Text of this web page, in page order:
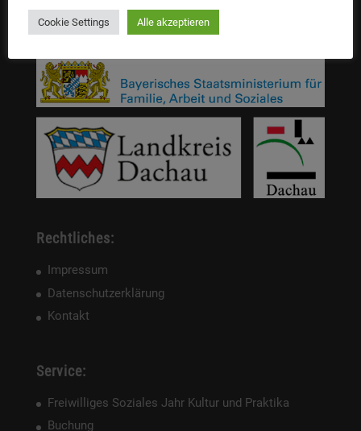
Die Einrichtung wird gefördert von:
Rechtliches:
Impressum
Datenschutzerklärung
Kontakt
Service:
Freiwilliges Soziales Jahr Kultur und Praktika
Buchung
Cookie Settings Alle akzeptieren